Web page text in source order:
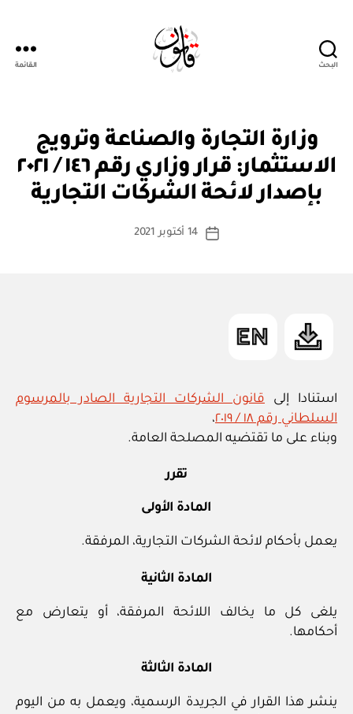
البحث القائمة
التصنيفات
و
وزارة التجارة والصناعة وترويج
الاستثمار: قرار وزاري رقم ١٤٦ / ٢٠٢١
بإصدار لائحة الشركات التجارية
كاتب
بو
ا
س
ة
تاريخ
14 أكتوبر 2021
استنادا إلى قانون الشركات التجارية الصادر بالمرسوم
السلطاني رقم ١٨ / ٢٠١٩
،
وبناء على ما تقتضيه المصلحة العامة.
تقرر
المادة الأولى
يعمل بأحكام لائحة الشركات التجارية، المرفقة.
المادة الثانية
يلغى كل ما يخالف اللائحة المرفقة، أو يتعارض مع
أحكامها.
المادة الثالثة
ينشر هذا القرار في الجريدة الرسمية، ويعمل به من اليوم